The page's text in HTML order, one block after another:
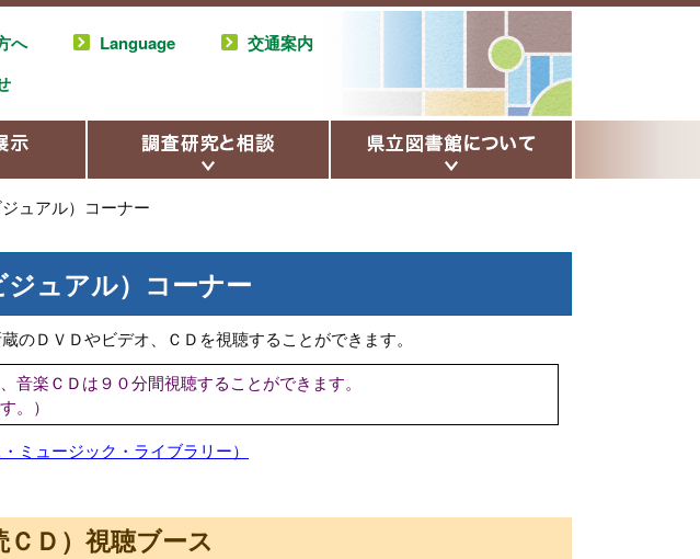
へ Language
交通案内
ュアル）コーナー
ュアル）コーナー
のＤＶＤやビデオ、ＣＤを視聴することができます。
音楽ＣＤは９０分間視聴することができます。
。）
ミュージック・ライブラリー）
Ｄ）視聴ブース